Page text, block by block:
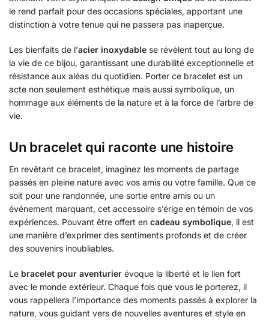
le rend parfait pour des occasions spéciales, apportant une
distinction à votre tenue qui ne passera pas inaperçue.
Les bienfaits de l’acier inoxydable se révèlent tout au long de
la vie de ce bijou, garantissant une durabilité exceptionnelle et
résistance aux aléas du quotidien. Porter ce bracelet est un
acte non seulement esthétique mais aussi symbolique, un
hommage aux éléments de la nature et à la force de l’arbre de
vie.
Un bracelet qui raconte une histoire
En revêtant ce bracelet, imaginez les moments de partage
passés en pleine nature avec vos amis ou votre famille. Que ce
soit pour une randonnée, une sortie entre amis ou un
événement marquant, cet accessoire s’érige en témoin de vos
expériences. Pouvant être offert en cadeau symbolique, il est
une manière d’exprimer des sentiments profonds et de créer
des souvenirs inoubliables.
Le bracelet pour aventurier évoque la liberté et le lien fort
avec le monde extérieur. Chaque fois que vous le porterez, il
vous rappellera l’importance des moments passés à explorer la
nature, vous guidant vers de nouvelles aventures et style en